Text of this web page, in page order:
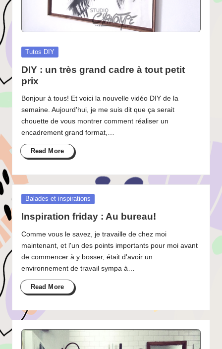
Posted
Tutos DIY
DIY : un très grand cadre à tout petit
prix
Bonjour à tous! Et voici la nouvelle vidéo DIY de la
semaine. Aujourd'hui, je me suis dit que ça serait
chouette de vous montrer comment réaliser un
encadrement grand format,…
Read More
Posted
Balades et inspirations
Inspiration friday : Au bureau!
Comme vous le savez, je travaille de chez moi
maintenant, et l'un des points importants pour moi avant
de commencer à y bosser, était d'avoir un
environnement de travail sympa à…
Read More